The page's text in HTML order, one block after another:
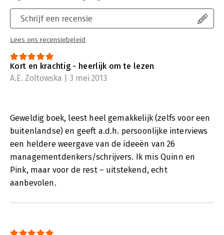
Schrijf een recensie
Lees ons recensiebeleid
Kort en krachtig - heerlijk om te lezen
A.E. Zoltowska | 3 mei 2013
Geweldig boek, leest heel gemakkelijk (zelfs voor een
buitenlandse) en geeft a.d.h. persoonlijke interviews
een heldere weergave van de ideeën van 26
managementdenkers/schrijvers. Ik mis Quinn en
Pink, maar voor de rest – uitstekend, echt
aanbevolen.